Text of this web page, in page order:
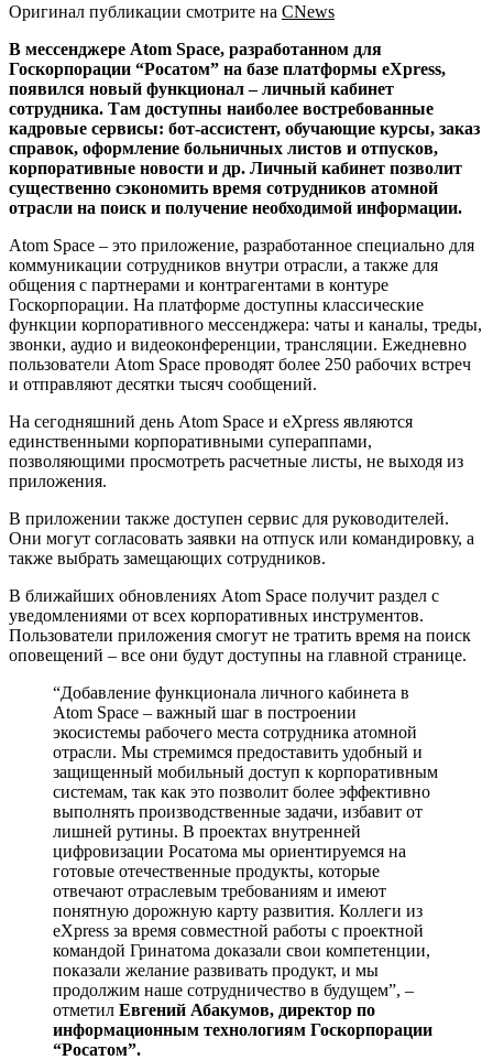
Оригинал публикации смотрите на CNews
В мессенджере Atom Space, разработанном для
Госкорпорации “Росатом” на базе платформы eXpress,
появился новый функционал – личный кабинет
сотрудника. Там доступны наиболее востребованные
кадровые сервисы: бот-ассистент, обучающие курсы, заказ
справок, оформление больничных листов и отпусков,
корпоративные новости и др. Личный кабинет позволит
существенно сэкономить время сотрудников атомной
отрасли на поиск и получение необходимой информации.
Atom Space – это приложение, разработанное специально для
коммуникации сотрудников внутри отрасли, а также для
общения с партнерами и контрагентами в контуре
Госкорпорации. На платформе доступны классические
функции корпоративного мессенджера: чаты и каналы, треды,
звонки, аудио и видеоконференции, трансляции. Ежедневно
пользователи Atom Space проводят более 250 рабочих встреч
и отправляют десятки тысяч сообщений.
На сегодняшний день Atom Space и eXpress являются
единственными корпоративными супераппами,
позволяющими просмотреть расчетные листы, не выходя из
приложения.
В приложении также доступен сервис для руководителей.
Они могут согласовать заявки на отпуск или командировку, а
также выбрать замещающих сотрудников.
В ближайших обновлениях Atom Space получит раздел с
уведомлениями от всех корпоративных инструментов.
Пользователи приложения смогут не тратить время на поиск
оповещений – все они будут доступны на главной странице.
“Добавление функционала личного кабинета в
Atom Space – важный шаг в построении
экосистемы рабочего места сотрудника атомной
отрасли. Мы стремимся предоставить удобный и
защищенный мобильный доступ к корпоративным
системам, так как это позволит более эффективно
выполнять производственные задачи, избавит от
лишней рутины. В проектах внутренней
цифровизации Росатома мы ориентируемся на
готовые отечественные продукты, которые
отвечают отраслевым требованиям и имеют
понятную дорожную карту развития. Коллеги из
eXpress за время совместной работы с проектной
командой Гринатома доказали свои компетенции,
показали желание развивать продукт, и мы
продолжим наше сотрудничество в будущем”, –
отметил Евгений Абакумов, директор по
информационным технологиям Госкорпорации
“Росатом”.